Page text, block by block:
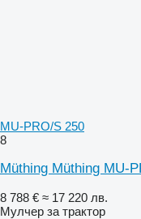
MU-PRO/S 250
8
Müthing Müthing MU-
8 788 € ≈ 17 220 лв.
Мулчер за трактор